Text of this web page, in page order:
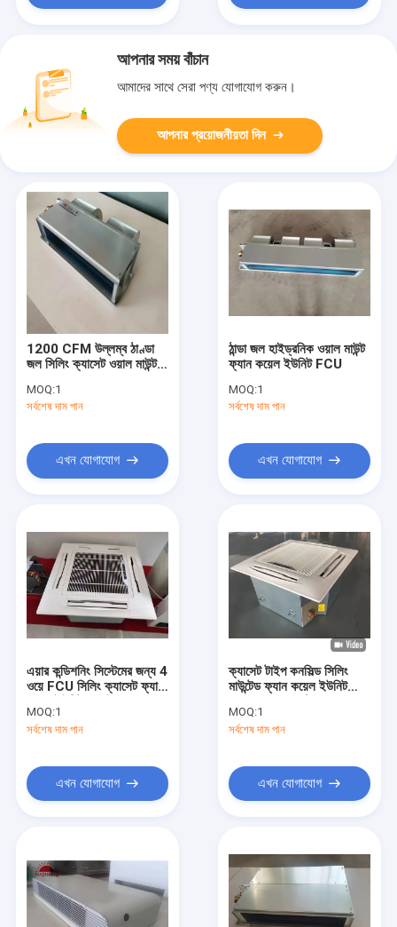
পণ্য
আমাদের সম্পর্কে
আপনার সময় বাঁচান
আমাদের সাথে সেরা পণ্য যোগাযোগ করুন।
আপনার প্রয়োজনীয়তা দিন
1200 CFM উল্লম্ব ঠাণ্ডা
জল সিলিং ক্যাসেট ওয়াল মাউন্ট
MOQ:1
সর্বশেষ দাম পান
এখন যোগাযোগ
ঠান্ডা জল হাইড্রনিক ওয়াল মাউন্ট
ফ্যান কয়েল ইউনিট FCU
MOQ:1
সর্বশেষ দাম পান
এখন যোগাযোগ
এয়ার কন্ডিশনিং সিস্টেমের জন্য 4
ওয়ে FCU সিলিং ক্যাসেট ফ্যান
MOQ:1
সর্বশেষ দাম পান
এখন যোগাযোগ
ক্যাসেট টাইপ কনসিল্ড সিলিং
মাউন্টেড ফ্যান কয়েল ইউনিট
MOQ:1
সর্বশেষ দাম পান
এখন যোগাযোগ